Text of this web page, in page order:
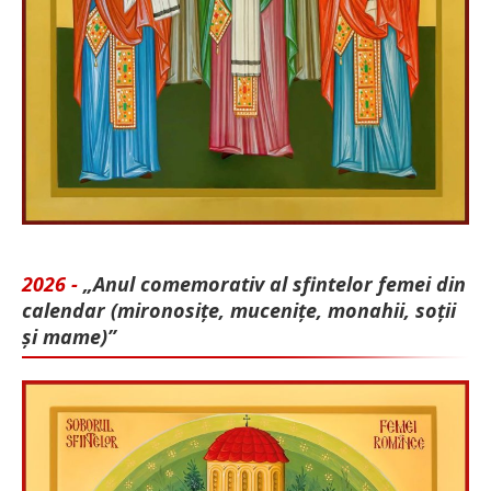
2026 - „Anul comemorativ al sfintelor femei din
calendar (mironosițe, mu­cenițe, monahii, soții
și mame)”